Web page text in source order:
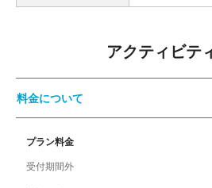
アクティビテ
料金について
プラン料金
受付期間外